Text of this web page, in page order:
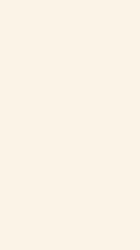
sensibles